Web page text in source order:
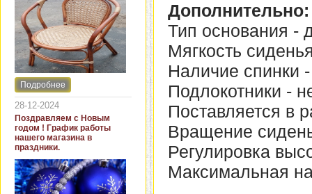
Интернет-магазин "Кровать
и диван" представляет
новинки стульев и кресел
для дачи. В ассортименте
представлены как
бюджетные модели из
пластика для дачи, так и
кресла для загородных
домов из натурального и
искусственного ротанга.
Подробнее
28-12-2024
Поздравляем с Новым
годом ! График работы
нашего магазина в
праздники.
Дополнительно:
Тип основания -
Мягкость
Наличие спинки
Подлокотники -
Поставляется в
Вращение
Регулировка
Максимальная